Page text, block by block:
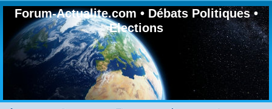
Forum-Actualite.com • Débats Politiques •
Elections